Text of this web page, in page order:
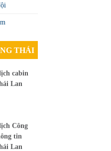
THÁI
cabin
Lan
Công
tin
Lan